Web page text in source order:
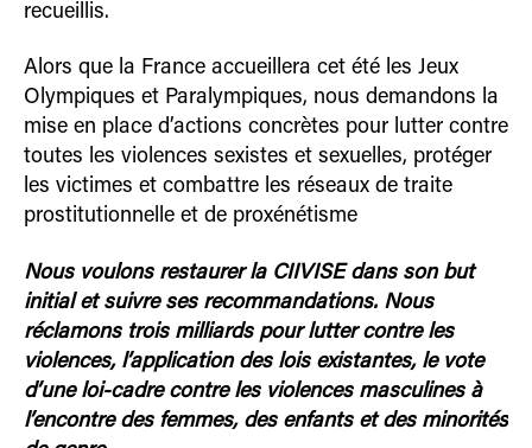
recueillis.
Alors que la France accueillera cet été les Jeux
Olympiques et Paralympiques, nous demandons la
mise en place d’actions concrètes pour lutter contre
toutes les violences sexistes et sexuelles, protéger
les victimes et combattre les réseaux de traite
prostitutionnelle et de proxénétisme
Nous voulons restaurer la CIIVISE dans son but
initial et suivre ses recommandations. Nous
réclamons trois milliards pour lutter contre les
violences, l’application des lois existantes, le vote
d’une loi-cadre contre les violences masculines à
l’encontre des femmes, des enfants et des minorités